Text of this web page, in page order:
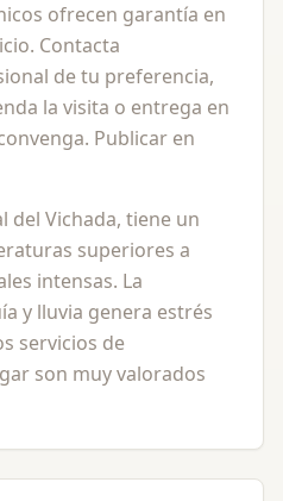
ofrecen garantía en
Contacta
de tu preferencia,
la visita o entrega en
Publicar en
del Vichada, tiene un
superiores a
intensas. La
y lluvia genera estrés
servicios de
son muy valorados